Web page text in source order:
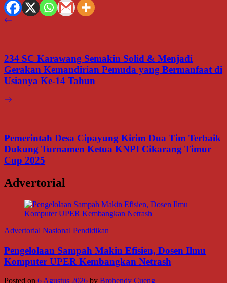
234 SC Karawang Semakin Solid & Menjadi
Gerakan Kemandirian Pemuda yang Bermanfaat di
Usianya Ke-14 Tahun
Pemerintah Desa Cipayung Kirim Dua Tim Terbaik
Dukung Turnamen Ketua KNPI Cikarang Timur
Cup 2025
Advertorial
Advertorial Nasional Pendidikan
Pengelolaan Sampah Makin Efisien, Dosen Ilmu
Komputer UPER Kembangkan Netrash
Posted on 6 Agustus 2026 by Brohendy Cueng